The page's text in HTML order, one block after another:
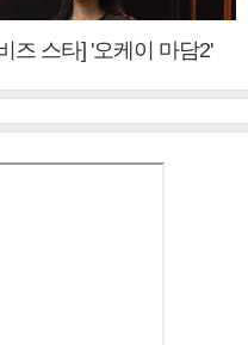
즈 스타] '오케이 마담2'